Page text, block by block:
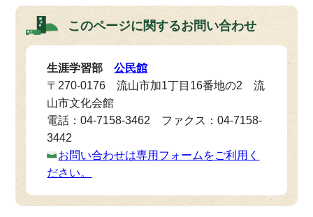
このページに関するお問い合わせ
生涯学習部公民館
〒270-0176 流山市加1丁目16番地の2 流
山市文化会館
電話：04-7158-3462 ファクス：04-7158-
3442
お問い合わせは専用フォームをご利用く
ださい。